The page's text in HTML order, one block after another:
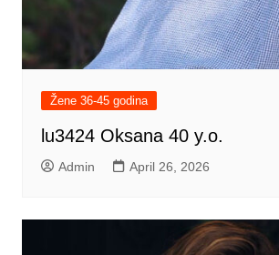
Žene 36-45 godina
lu3424 Oksana 40 y.o.
Admin April 26, 2026